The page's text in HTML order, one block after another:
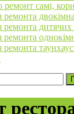
самі,
ремонта
ремонта дитячих
ремонта
ремонта